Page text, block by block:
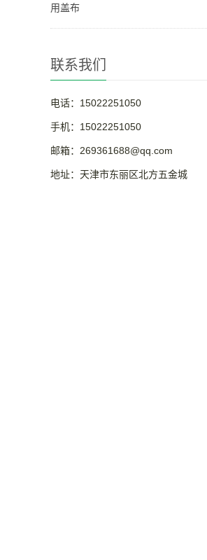
用盖布
联系我们
电话：15022251050
手机：15022251050
邮箱：269361688@qq.com
地址：天津市东丽区北方五金城